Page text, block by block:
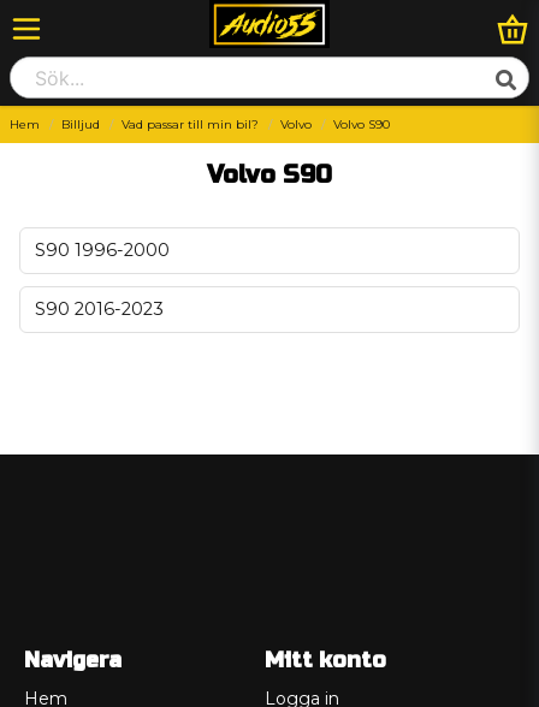
Hem Billjud Vad passar till min bil? Volvo Volvo S90
Volvo S90
S90 1996-2000
S90 2016-2023
Navigera
Hem
Mitt konto
Logga in